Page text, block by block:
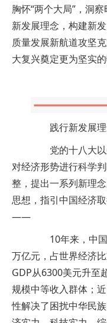
胸怀“两个大局”，洞
新发展理念，构建新
质量发展新航道攻坚
大复兴奠定更为坚实的
践行新发展理
党的十八大以
对经济形势进行科学
整，提出一系列新理
思想，指引中国经济
——
10年来，中国
万亿元，占世界经济
GDP从6300美元升至
规模中等收入群体；
性解决了困扰中华民